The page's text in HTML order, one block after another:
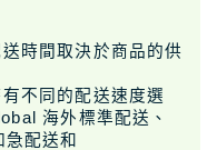
時間取決於商品的供
不同的配送速度選
海外標準配送、
配送和